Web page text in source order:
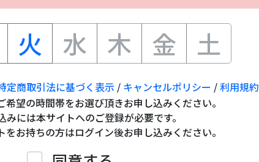
火 水 木 金 土
定商取引法に基づく表示 / キャンセルポリシー /利用規約
希望の時間帯をお選び頂きお申し込みください。
みには本サイトへのご登録が必要です。
をお持ちの方はログイン後お申し込みください。